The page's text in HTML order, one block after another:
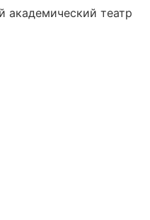
академический театр